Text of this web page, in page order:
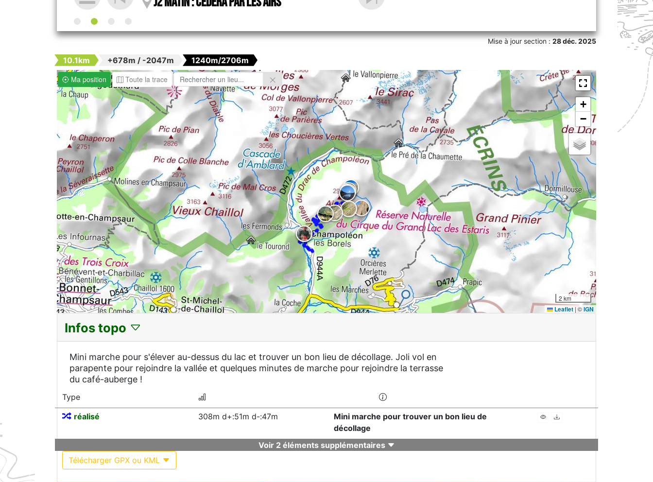
Mise à jour section :28 déc. 2025
10.1km +678m / -2047m
1240m/2706m
Ma position
Toute la trace
+
−
2 km
Leaflet | ©IGN
Infos topo
Mini marche pour s'élever au-dessus du lac et trouver un bon lieu de décollage. Joli vol en
parapente pour rejoindre la vallée et quelques minutes de marche pour rejoindre la terrasse
du café-auberge !
Type
réalisé
308m d+:51m d-:47m
Mini marche pour trouver un bon lieu de
décollage
Voir 2 éléments supplémentaires
Télécharger GPX ou KML